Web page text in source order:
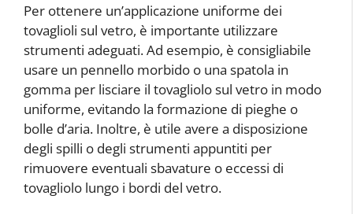
Per ottenere un’applicazione uniforme dei
tovaglioli sul vetro, è importante utilizzare
strumenti adeguati. Ad esempio, è consigliabile
usare un pennello morbido o una spatola in
gomma per lisciare il tovagliolo sul vetro in modo
uniforme, evitando la formazione di pieghe o
bolle d’aria. Inoltre, è utile avere a disposizione
degli spilli o degli strumenti appuntiti per
rimuovere eventuali sbavature o eccessi di
tovagliolo lungo i bordi del vetro.